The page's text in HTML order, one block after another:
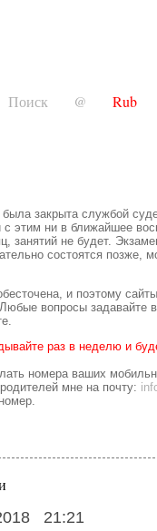
Поиск @ Rub
закрыта службой
этим ни в ближайшее
занятий не будет.
состоятся позже,
и поэтому
вопросы задавайте
раз в неделю и
номера ваших
мне на почту:
21:21